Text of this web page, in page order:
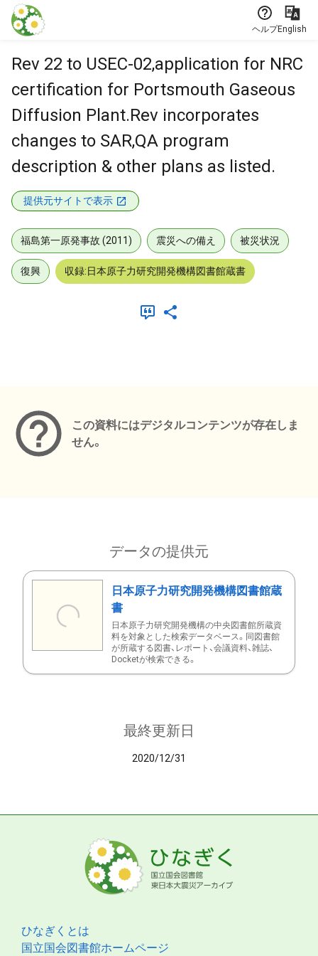
本文に飛ぶ
ヘルプEnglish
Rev 22 to USEC-02,application for NRC
certification for Portsmouth Gaseous
Diffusion Plant.Rev incorporates
changes to SAR,QA program
description & other plans as listed.
提供元サイトで表示
福島第一原発事故 (2011) 震災への備え 被災状況
復興 収録:日本原子力研究開発機構図書館蔵書
この資料にはデジタルコンテンツが存在しま
せん。
データの提供元
日本原子力研究開発機構図書館蔵
書
日本原子力研究開発機構の中央図書館所蔵資
料を対象とした検索データベース。同図書館
が所蔵する図書、レポート、会議資料、雑誌、
Docketが検索できる。
最終更新日
2020/12/31
ひなぎくとは
国立国会図書館ホームページ